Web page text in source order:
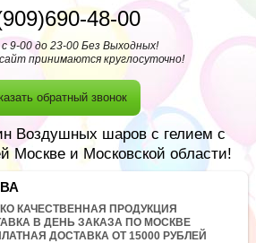
48-00
9-00 до 23-00 Без Выходных!
принимаются круглосуточно!
обратный звонок
Воздушных шаров с гелием с
Москве и Московской области!
КАЧЕСТВЕННАЯ ПРОДУКЦИЯ
В ДЕНЬ ЗАКАЗА ПО МОСКВЕ
ДОСТАВКА ОТ 15000 РУБЛЕЙ